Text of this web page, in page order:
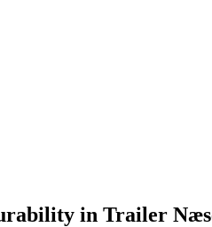
in Trailer